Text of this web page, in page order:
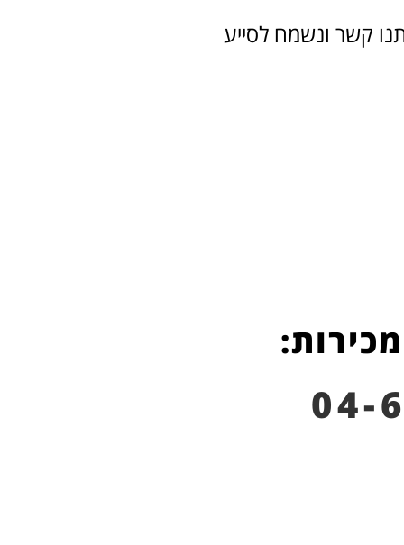
קשר ונשמח לסייע
04-